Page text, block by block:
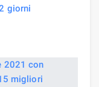
giorni